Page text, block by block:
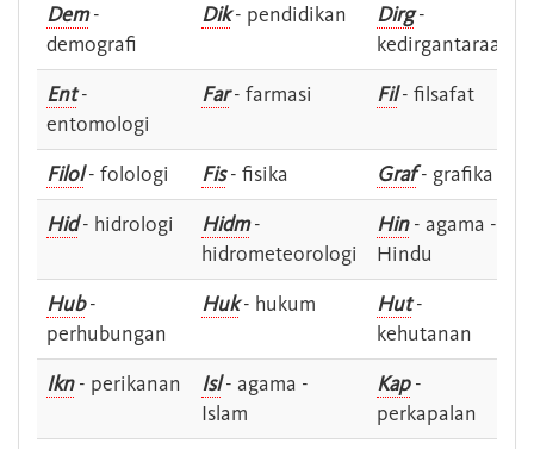
Dem-
demografi
Dik- pendidikan Dirg-
kedirgantaraan
Ent-
entomologi
Far- farmasi Fil- filsafat
Filol- folologi Fis- fisika Graf- grafika
Hid- hidrologi Hidm-
hidrometeorologi
Hin- agama -
Hindu
Hub-
perhubungan
Huk- hukum Hut-
kehutanan
Ikn- perikanan Isl- agama -
Islam
Kap-
perkapalan